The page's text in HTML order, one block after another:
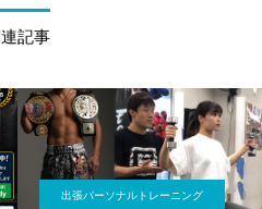
記事
出張パーソナルトレーニング